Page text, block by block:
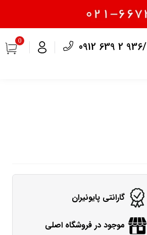
0912 639 2 936/
0
گارانتی پایونیران
موجود در فروشگاه اصلی